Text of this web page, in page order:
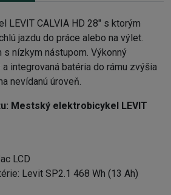
LEVIT CALVIA HD 28" s ktorým
jazdu do práce alebo na výlet.
s nízkym nástupom. Výkonný
integrovaná batéria do rámu zvýšia
nevídanú úroveň.
Mestský elektrobicykel LEVIT
LCD
Levit SP2.1 468 Wh (13 Ah)